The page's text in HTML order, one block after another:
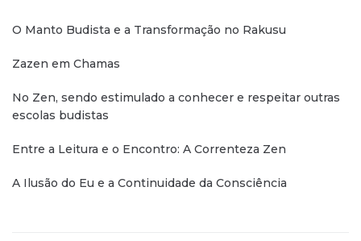
O Manto Budista e a Transformação no Rakusu
Zazen em Chamas
No Zen, sendo estimulado a conhecer e respeitar outras
escolas budistas
Entre a Leitura e o Encontro: A Correnteza Zen
A Ilusão do Eu e a Continuidade da Consciência